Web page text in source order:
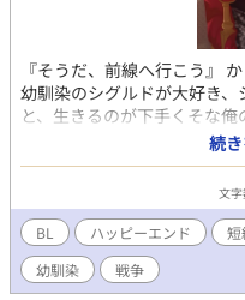
『そうだ、前線へ行こう』
幼馴染のシグルドが大好き
と、生きるのが下手くそな俺
シグルドと一緒でウルは幸
いるとシグルドが幸せにな
ける保護者、両片思い幼馴
ペ保護者騎士×生活能力皆無
表現あり、ほのぼのシリアス
です
続
文
BL ハッピーエンド 短
幼馴染
戦争